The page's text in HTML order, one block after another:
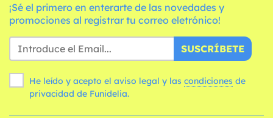
¡Sé el primero en enterarte de las novedades y
promociones al registrar tu correo eletrónico!
SUSCRÍBETE
He leído y acepto el aviso legal y las condiciones
privacidad de Funidelia.